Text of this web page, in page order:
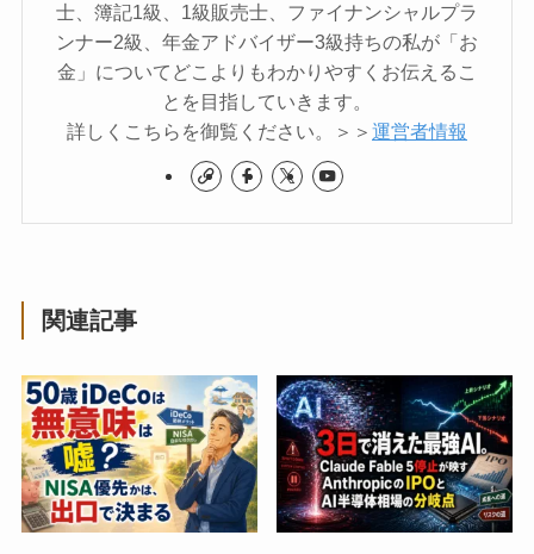
士、簿記1級、1級販売士、ファイナンシャルプラ
ンナー2級、年金アドバイザー3級持ちの私が「お
金」についてどこよりもわかりやすくお伝えるこ
とを目指していきます。
詳しくこちらを御覧ください。＞＞ 運営者情報
関連記事